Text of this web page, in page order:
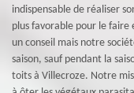
indispensable de réaliser
plus favorable pour le faire
un conseil mais notre
saison, sauf pendant la
toits à Villecroze. Notre